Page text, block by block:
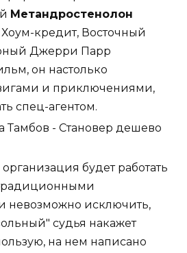
Метандростенолон
Хоум-кредит, Восточный
Джерри Парр
он настолько
и приключениями,
спец-агентом.
Тамбов - Становер дешево
будет работать
невозможно исключить,
судья накажет
на нем написано